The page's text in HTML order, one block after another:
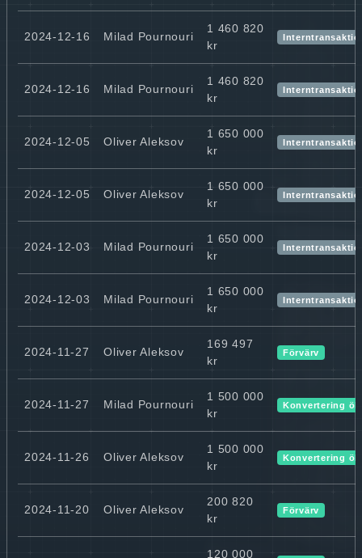
2024-12-16 Milad Pournouri
1 460 820
kr
2024-12-16 Milad Pournouri
1 460 820
kr
2024-12-05 Oliver Aleksov
1 650 000
kr
2024-12-05 Oliver Aleksov
1 650 000
kr
2024-12-03 Milad Pournouri
1 650 000
kr
2024-12-03 Milad Pournouri
1 650 000
kr
2024-11-27 Oliver Aleksov
169 497
kr
Förvärv
2024-11-27 Milad Pournouri
1 500 000
kr
Konvertering
2024-11-26 Oliver Aleksov
1 500 000
kr
Konvertering
2024-11-20 Oliver Aleksov
200 820
kr
Förvärv
120 000